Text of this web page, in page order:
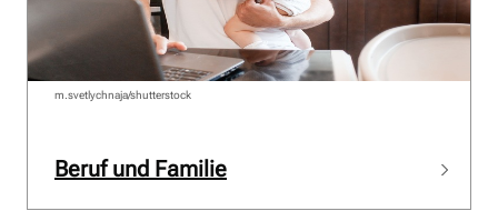
Beruf und Familie
m.svetlychnaja/shutterstock